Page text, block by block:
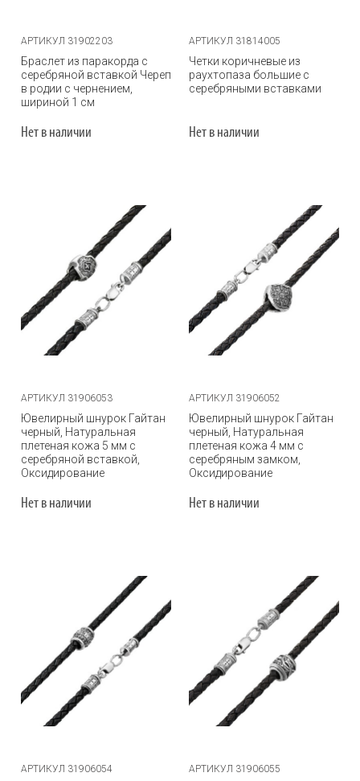
АРТИКУЛ 31902203
Браслет из паракорда с
серебряной вставкой Череп
в родии с чернением,
шириной 1 см
Нет в наличии
АРТИКУЛ 31814005
Четки коричневые из
раухтопаза большие с
серебряными вставками
Нет в наличии
АРТИКУЛ 31906053
Ювелирный шнурок Гайтан
черный, Натуральная
плетеная кожа 5 мм с
серебряной вставкой,
Оксидирование
Нет в наличии
АРТИКУЛ 31906052
Ювелирный шнурок Гайтан
черный, Натуральная
плетеная кожа 4 мм с
серебряным замком,
Оксидирование
Нет в наличии
АРТИКУЛ 31906054 АРТИКУЛ 31906055